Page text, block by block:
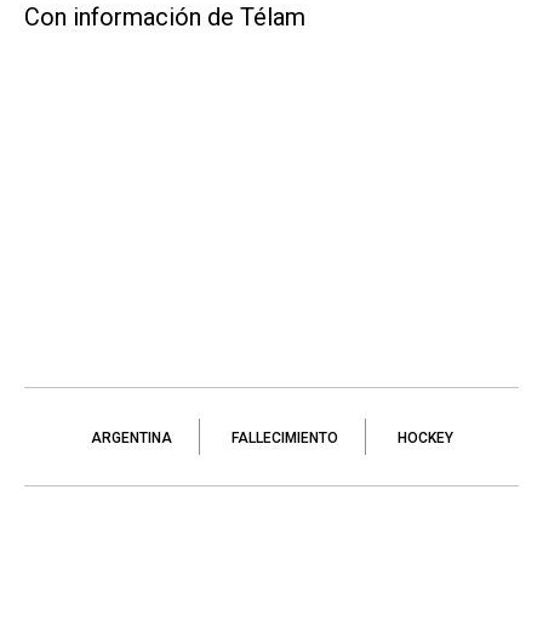
Con información de Télam
ARGENTINA FALLECIMIENTO HOCKEY